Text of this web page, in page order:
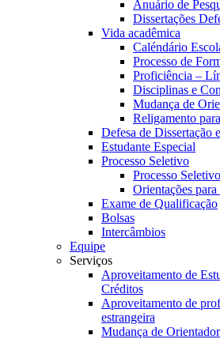
Anuário de
Dissertações
Vida acadêmica
Caléndário
Processo de
Proficiência –
Disciplinas e
Mudança de
Religamento
Defesa de Dissertação
Estudante Especial
Processo Seletivo
Processo Seletivo
Orientações
Exame de Qualificação
Bolsas
Intercâmbios
Equipe
Serviços
Aproveitamento de
Créditos
Aproveitamento de
estrangeira
Mudança de Orientador